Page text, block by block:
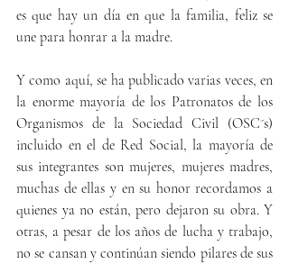
es que hay un día en que la familia, feliz se
une para honrar a la madre.
Y como aquí, se ha publicado varias veces, en
la enorme mayoría de los Patronatos de los
Organismos de la Sociedad Civil (OSC´s)
incluido en el de Red Social, la mayoría de
sus integrantes son mujeres, mujeres madres,
muchas de ellas y en su honor recordamos a
quienes ya no están, pero dejaron su obra. Y
otras, a pesar de los años de lucha y trabajo,
no se cansan y continúan siendo pilares de sus